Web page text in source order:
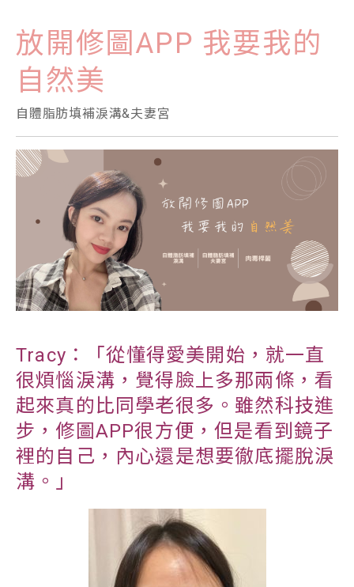
放開修圖APP 我要我的
自然美
自體脂肪填補淚溝&夫妻宮
Tracy：「從懂得愛美開始，就一直
很煩惱淚溝，覺得臉上多那兩條，看
起來真的比同學老很多。雖然科技進
步，修圖APP很方便，但是看到鏡子
裡的自己，內心還是想要徹底擺脫淚
溝。」